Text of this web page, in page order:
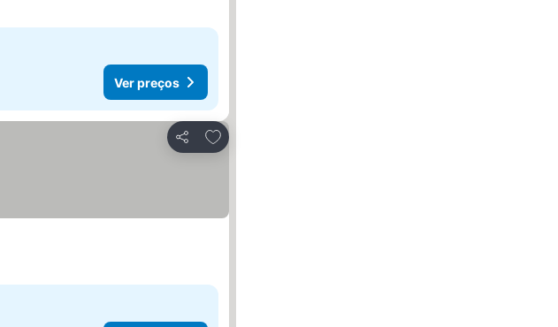
Ver preços
Partilhar
Adicionar aos favoritos